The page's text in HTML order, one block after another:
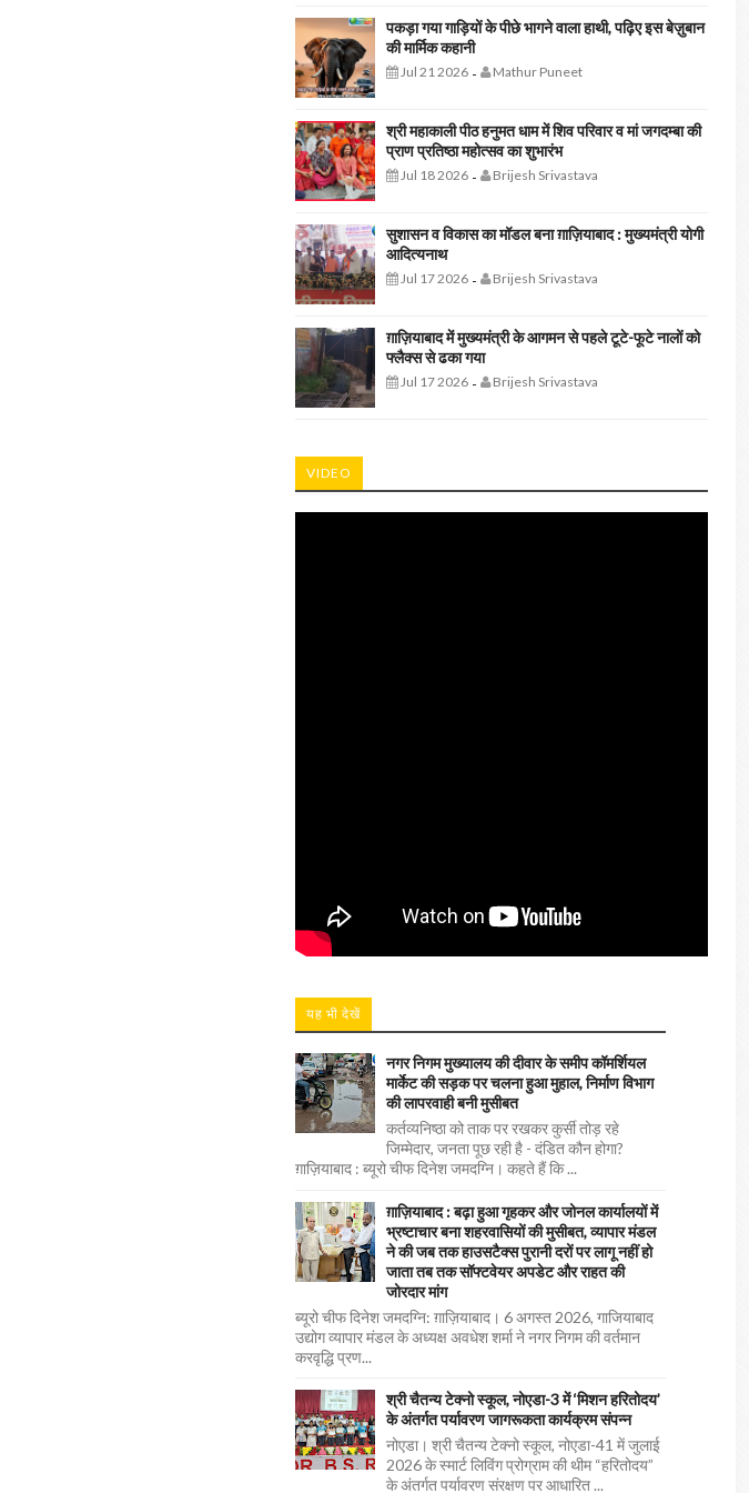
पकड़ा गया गाड़ियों के पीछे भागने वाला हाथी, पढ़िए इस बेज़ुबान
की मार्मिक कहानी
Jul 21 2026- Mathur Puneet
श्री महाकाली पीठ हनुमत धाम में शिव परिवार व मां जगदम्बा की
प्राण प्रतिष्ठा महोत्सव का शुभारंभ
Jul 18 2026- Brijesh Srivastava
सुशासन व विकास का मॉडल बना ग़ाज़ियाबाद : ​मुख्यमंत्री योगी
आदित्यनाथ
Jul 17 2026- Brijesh Srivastava
ग़ाज़ियाबाद में मुख्यमंत्री के आगमन से पहले टूटे-फूटे नालों को
फ्लैक्स से ढका गया
Jul 17 2026- Brijesh Srivastava
VIDEO
यह भी देखें
नगर निगम मुख्यालय की दीवार के समीप कॉमर्शियल
मार्केट की सड़क पर चलना हुआ मुहाल, निर्माण विभाग
की लापरवाही बनी मुसीबत
कर्तव्यनिष्ठा को ताक पर रखकर कुर्सी तोड़ रहे
जिम्मेदार, जनता पूछ रही है - दंडित कौन होगा?
ग़ाज़ियाबाद : ब्यूरो चीफ दिनेश जमदग्नि। कहते हैं कि ...
ग़ाज़ियाबाद : बढ़ा हुआ गृहकर और जोनल कार्यालयों में
भ्रष्टाचार बना शहरवासियों की मुसीबत, व्यापार मंडल
ने की जब तक हाउसटैक्स पुरानी दरों पर लागू नहीं हो
जाता तब तक सॉफ्टवेयर अपडेट और राहत की
जोरदार मांग
ब्यूरो चीफ दिनेश जमदग्नि: ग़ाज़ियाबाद। 6 अगस्त 2026, गाजियाबाद
उद्योग व्यापार मंडल के अध्यक्ष अवधेश शर्मा ने नगर निगम की वर्तमान
करवृद्धि प्रण...
श्री चैतन्य टेक्नो स्कूल, नोएडा-3 में ‘मिशन हरितोदय’
के अंतर्गत पर्यावरण जागरूकता कार्यक्रम संपन्न
नोएडा। श्री चैतन्य टेक्नो स्कूल, नोएडा-41 में जुलाई
2026 के स्मार्ट लिविंग प्रोग्राम की थीम “हरितोदय”
के अंतर्गत पर्यावरण संरक्षण पर आधारित ...